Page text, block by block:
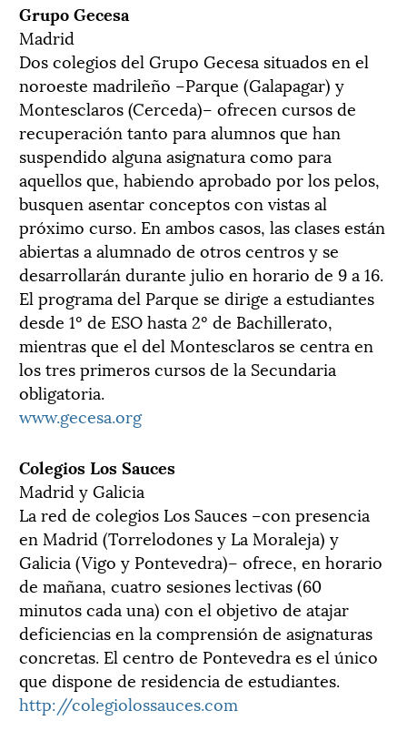
Grupo Gecesa
Madrid
Dos colegios del Grupo Gecesa situados en el
noroeste madrileño –Parque (Galapagar) y
Montesclaros (Cerceda)– ofrecen cursos de
recuperación tanto para alumnos que han
suspendido alguna asignatura como para
aquellos que, habiendo aprobado por los pelos,
busquen asentar conceptos con vistas al
próximo curso. En ambos casos, las clases están
abiertas a alumnado de otros centros y se
desarrollarán durante julio en horario de 9 a 16.
El programa del Parque se dirige a estudiantes
desde 1º de ESO hasta 2º de Bachillerato,
mientras que el del Montesclaros se centra en
los tres primeros cursos de la Secundaria
obligatoria.
www.gecesa.org
Colegios Los Sauces
Madrid y Galicia
La red de colegios Los Sauces –con presencia
en Madrid (Torrelodones y La Moraleja) y
Galicia (Vigo y Pontevedra)– ofrece, en horario
de mañana, cuatro sesiones lectivas (60
minutos cada una) con el objetivo de atajar
deficiencias en la comprensión de asignaturas
concretas. El centro de Pontevedra es el único
que dispone de residencia de estudiantes.
http://colegiolossauces.com